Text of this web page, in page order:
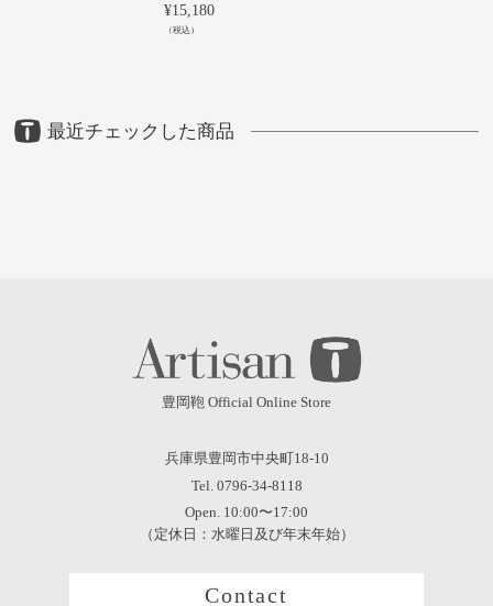
¥15,180
（税込）
最近チェックした商品
豊岡鞄 Official Online Store
兵庫県豊岡市中央町18-10
Tel. 0796-34-8118
Open. 10:00〜17:00
（定休日：水曜日及び年末年始）
Contact